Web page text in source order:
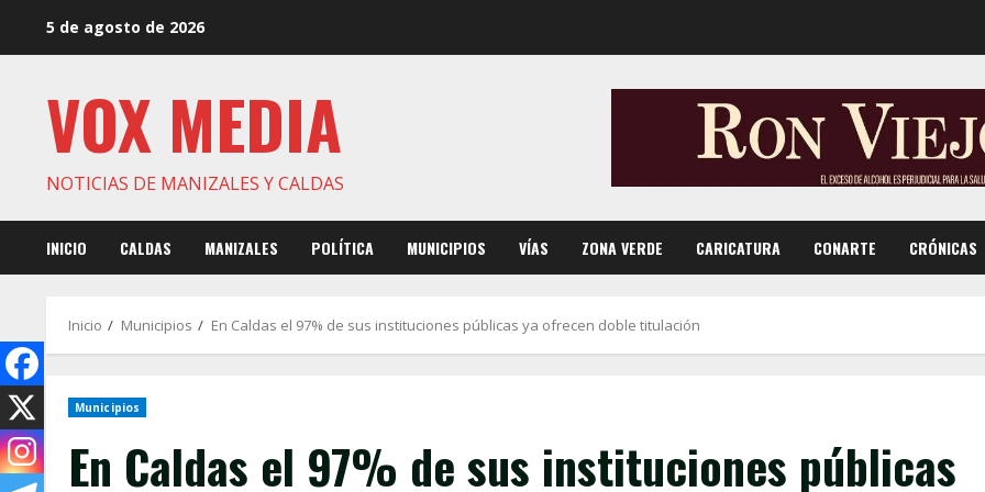
5 de agosto de 2026
VOX MEDIA
NOTICIAS DE MANIZALES Y CALDAS
INICIO CALDAS MANIZALES POLÍTICA MUNICIPIOS VÍAS ZONA VERDE CARICATURA CONARTE CRÓNICAS
Inicio Municipios En Caldas el 97% de sus instituciones públicas ya ofrecen doble titulación
Municipios
En Caldas el 97% de sus instituciones públicas